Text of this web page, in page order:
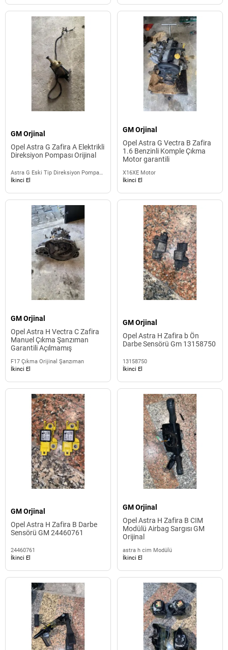
GM Orjinal
Opel Astra G Zafira A Elektrikli
Direksiyon Pompası Orijinal
Astra G Eski Tip Direksiyon Pompası
Power
İkinci El
GM Orjinal
Opel Astra G Vectra B Zafira
1.6 Benzinli Komple Çıkma
Motor garantili
X16XE Motor
İkinci El
GM Orjinal
Opel Astra H Vectra C Zafira
Manuel Çıkma Şanzıman
Garantili Açılmamış
F17 Çıkma Orijinal Şanzıman
İkinci El
GM Orjinal
Opel Astra H Zafira b Ön
Darbe Sensörü Gm 13158750
13158750
İkinci El
GM Orjinal
Opel Astra H Zafira B Darbe
Sensörü GM 24460761
24460761
İkinci El
GM Orjinal
Opel Astra H Zafira B CIM
Modülü Airbag Sargısı GM
Orijinal
astra h cim Modülü
İkinci El